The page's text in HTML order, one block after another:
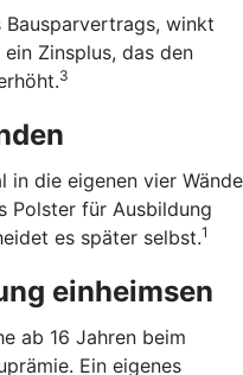
Bausparvertrags, winkt
Zinsplus, das den
3
in die eigenen vier Wände
Polster für Ausbildung
es später selbst.1
einheimsen
ab 16 Jahren beim
Ein eigenes